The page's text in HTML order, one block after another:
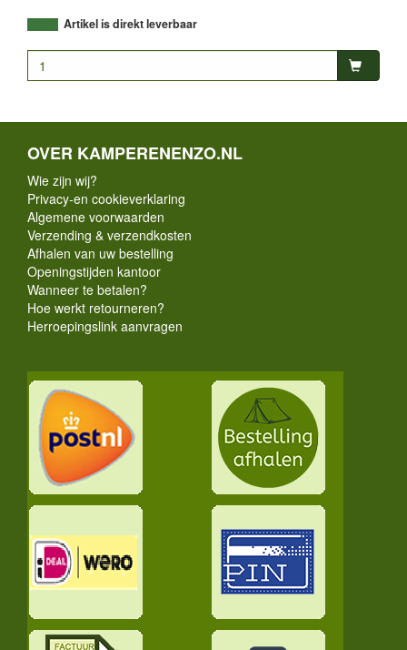
Artikel is direkt leverbaar
OVER KAMPERENENZO.NL
Wie zijn wij?
Privacy-en cookieverklaring
Algemene voorwaarden
Verzending & verzendkosten
Afhalen van uw bestelling
Openingstijden kantoor
Wanneer te betalen?
Hoe werkt retourneren?
Herroepingslink aanvragen